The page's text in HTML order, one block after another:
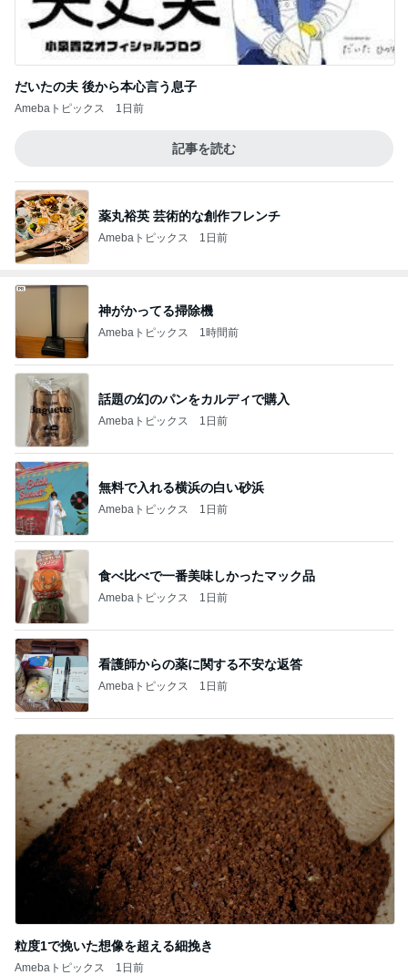
だいたの夫 後から本心言う息子
Amebaトピックス 1日前
記事を読む
薬丸裕英 芸術的な創作フレンチ
Amebaトピックス 1日前
神がかってる掃除機
Amebaトピックス 1時間前
話題の幻のパンをカルディで購入
Amebaトピックス 1日前
無料で入れる横浜の白い砂浜
Amebaトピックス 1日前
食べ比べで一番美味しかったマック品
Amebaトピックス 1日前
看護師からの薬に関する不安な返答
Amebaトピックス 1日前
粒度1で挽いた想像を超える細挽き
Amebaトピックス 1日前